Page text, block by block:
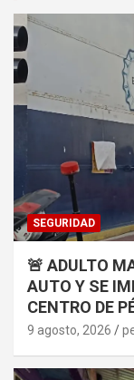
SEGURIDAD
🚨 ADULTO
AUTO Y SE
CENTRO DE
9 agosto, 2026